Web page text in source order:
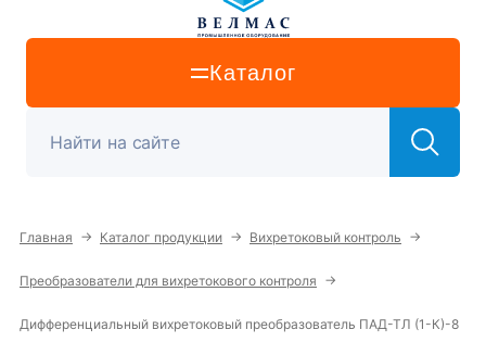
Каталог
Главная → Каталог продукции → Вихретоковый контроль →
Преобразователи для вихретокового контроля →
Дифференциальный вихретоковый преобразователь ПАД-ТЛ (1-К)-8